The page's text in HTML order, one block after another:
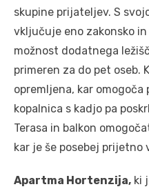
skupine prijateljev. S
vključuje eno zakonsko
možnost dodatnega
primeren za do pet oseb.
opremljena, kar omogoča
kopalnica s kadjo pa
Terasa in balkon
kar je še posebej
Apartma Hortenzija, ki